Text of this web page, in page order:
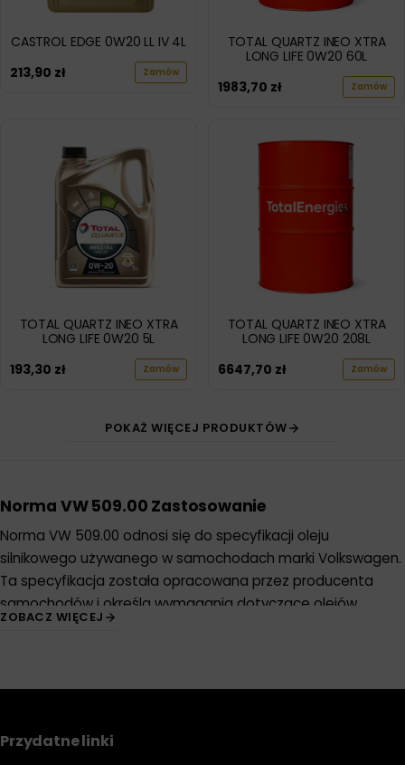
CASTROL EDGE 0W20 LL IV 4L
213,90 zł Zamów
TOTAL QUARTZ INEO XTRA
LONG LIFE 0W20 60L
1983,70 zł Zamów
TOTAL QUARTZ INEO XTRA
LONG LIFE 0W20 5L
193,30 zł Zamów
TOTAL QUARTZ INEO XTRA
LONG LIFE 0W20 208L
6647,70 zł Zamów
POKAŻ WIĘCEJ PRODUKTÓW
Norma VW 509.00 Zastosowanie
Norma VW 509.00 odnosi się do specyfikacji oleju
silnikowego używanego w samochodach marki Volkswagen.
Ta specyfikacja została opracowana przez producenta
samochodów i określa wymagania dotyczące olejów
silnikowych, które są zalecane do stosowania w silnikach
zapewnienia, że samochód będzie działał zgodnie z
ZOBACZ WIĘCEJ
Przydatne linki